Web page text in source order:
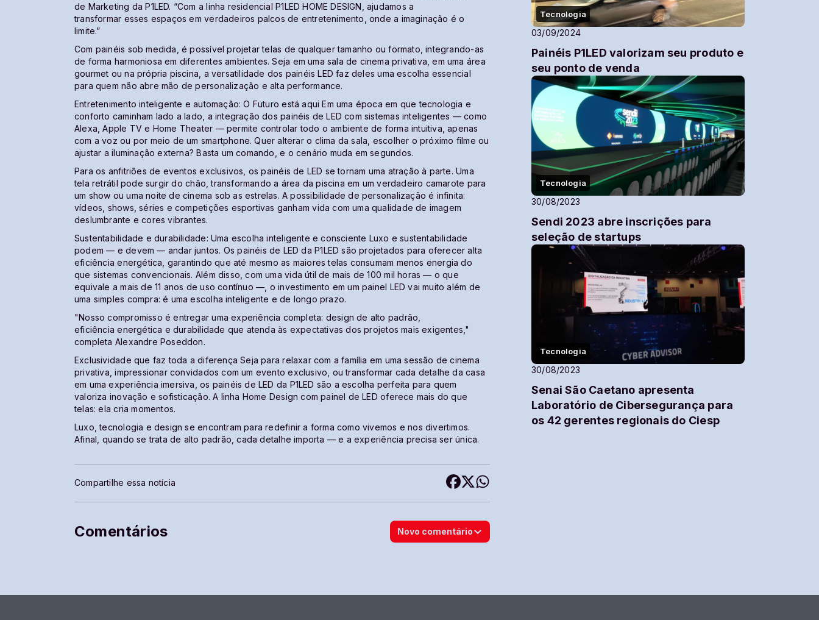
de Marketing da P1LED. “Com a linha residencial P1LED HOME DESIGN, ajudamos a
transformar esses espaços em verdadeiros palcos de entretenimento, onde a imaginação é o
limite.”
Com painéis sob medida, é possível projetar telas de qualquer tamanho ou formato, integrando-as
de forma harmoniosa em diferentes ambientes. Seja em uma sala de cinema privativa, em uma área
gourmet ou na própria piscina, a versatilidade dos painéis LED faz deles uma escolha essencial
para quem não abre mão de personalização e alta performance.
Entretenimento inteligente e automação: O Futuro está aqui Em uma época em que tecnologia e
conforto caminham lado a lado, a integração dos painéis de LED com sistemas inteligentes — como
Alexa, Apple TV e Home Theater — permite controlar todo o ambiente de forma intuitiva, apenas
com a voz ou por meio de um smartphone. Quer alterar o clima da sala, escolher o próximo filme ou
ajustar a iluminação externa? Basta um comando, e o cenário muda em segundos.
Para os anfitriões de eventos exclusivos, os painéis de LED se tornam uma atração à parte. Uma
tela retrátil pode surgir do chão, transformando a área da piscina em um verdadeiro camarote para
um show ou uma noite de cinema sob as estrelas. A possibilidade de personalização é infinita:
vídeos, shows, séries e competições esportivas ganham vida com uma qualidade de imagem
deslumbrante e cores vibrantes.
Sustentabilidade e durabilidade: Uma escolha inteligente e consciente Luxo e sustentabilidade
podem — e devem — andar juntos. Os painéis de LED da P1LED são projetados para oferecer alta
eficiência energética, garantindo que até mesmo as maiores telas consumam menos energia do
que sistemas convencionais. Além disso, com uma vida útil de mais de 100 mil horas — o que
equivale a mais de 11 anos de uso contínuo —, o investimento em um painel LED vai muito além de
uma simples compra: é uma escolha inteligente e de longo prazo.
"Nosso compromisso é entregar uma experiência completa: design de alto padrão,
eficiência energética e durabilidade que atenda às expectativas dos projetos mais exigentes,"
completa Alexandre Poseddon.
Exclusividade que faz toda a diferença Seja para relaxar com a família em uma sessão de cinema
privativa, impressionar convidados com um evento exclusivo, ou transformar cada detalhe da casa
em uma experiência imersiva, os painéis de LED da P1LED são a escolha perfeita para quem
valoriza inovação e sofisticação. A linha Home Design com painel de LED oferece mais do que
telas: ela cria momentos.
Luxo, tecnologia e design se encontram para redefinir a forma como vivemos e nos divertimos.
Afinal, quando se trata de alto padrão, cada detalhe importa — e a experiência precisa ser única.
Compartilhe essa notícia
Comentários Novo comentário
Tecnologia
03/09/2024
Painéis P1LED valorizam seu produto e
seu ponto de venda
Tecnologia
30/08/2023
Sendi 2023 abre inscrições para
seleção de startups
Tecnologia
30/08/2023
Senai São Caetano apresenta
Laboratório de Cibersegurança para
os 42 gerentes regionais do Ciesp